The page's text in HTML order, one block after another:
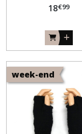
18€99
week-end